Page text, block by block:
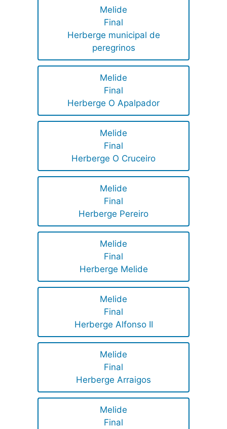
Melide
Final
Herberge municipal de
peregrinos
Melide
Final
Herberge O Apalpador
Melide
Final
Herberge O Cruceiro
Melide
Final
Herberge Pereiro
Melide
Final
Herberge Melide
Melide
Final
Herberge Alfonso II
Melide
Final
Herberge Arraigos
Melide
Final